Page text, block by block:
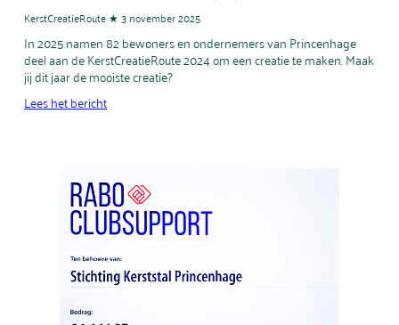
KerstCreatieRoute ★ 3 november 2025
In 2025 namen 82 bewoners en ondernemers van Princenhage
deel aan de KerstCreatieRoute 2024 om een creatie te maken. Maak
jij dit jaar de mooiste creatie?
Lees het bericht